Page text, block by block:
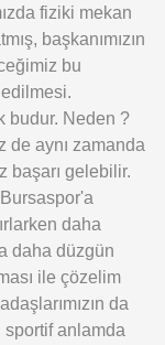
fiziki mekan
başkanımızın
bu
budur. Neden ?
de aynı zamanda
başarı gelebilir.
daha
daha düzgün
ile çözelim
da
sportif anlamda